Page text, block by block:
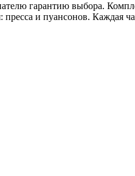
гарантию выбора.
и пуансонов. Каждая